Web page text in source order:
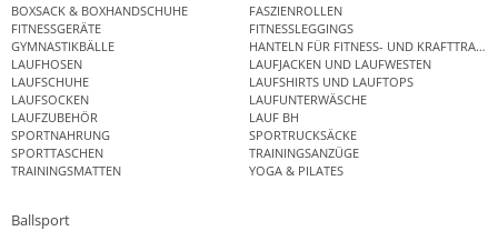
BOXSACK & BOXHANDSCHUHE
FASZIENROLLEN
FITNESSGERÄTE
FITNESSLEGGINGS
GYMNASTIKBÄLLE
HANTELN FÜR FITNESS- UND
LAUFHOSEN
LAUFJACKEN UND LAUFWESTEN
LAUFSCHUHE
LAUFSHIRTS UND LAUFTOPS
LAUFSOCKEN
LAUFUNTERWÄSCHE
LAUFZUBEHÖR
LAUF BH
SPORTNAHRUNG
SPORTRUCKSÄCKE
SPORTTASCHEN
TRAININGSANZÜGE
TRAININGSMATTEN
YOGA & PILATES
Ballsport